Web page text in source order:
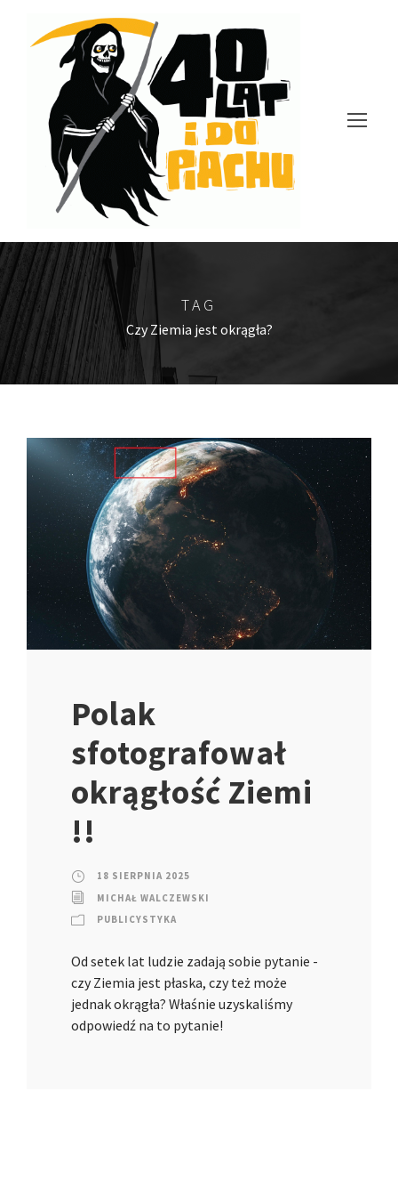
TAG
Czy Ziemia jest okrągła?
Polak
sfotografował
okrągłość Ziemi
!!
18 SIERPNIA 2025
MICHAŁ WALCZEWSKI
PUBLICYSTYKA
Od setek lat ludzie zadają sobie pytanie -
czy Ziemia jest płaska, czy też może
jednak okrągła? Właśnie uzyskaliśmy
odpowiedź na to pytanie!